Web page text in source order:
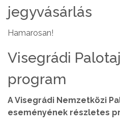
jegyvásárlás
Hamarosan!
Visegrádi
program
A Visegrádi Nemzetközi
eseményének részletes